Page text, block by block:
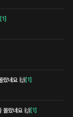
[1]
랐네요 🙌 [1]
몰랐네요 🙌 [1]